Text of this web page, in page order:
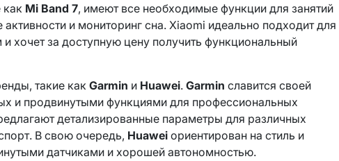
Mi Band 7, имеют все необходимые функции для занятий
и мониторинг сна. Xiaomi идеально подходит для
и хочет за доступную цену получить функциональный
такие как Garmin и Huawei. Garmin славится своей
и продвинутыми функциями для профессиональных
детализированные параметры для различных
В свою очередь, Huawei ориентирован на стиль и
датчиками и хорошей автономностью.